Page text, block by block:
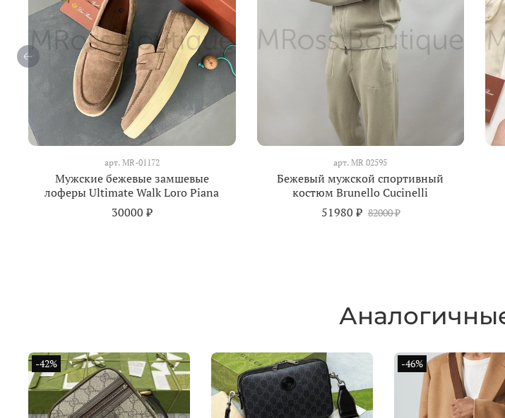
арт. MR-01172
Мужские бежевые замшевые
лоферы Ultimate Walk Loro Piana
30000 ₽
арт.МR 02595
Бежевый мужской спортивный
костюм Brunello Cucinelli
51980 ₽ 82000 ₽
-42% -46%